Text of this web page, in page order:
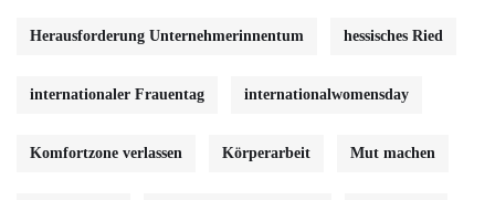
Herausforderung Unternehmerinnentum hessisches Ried
internationaler Frauentag internationalwomensday
Komfortzone verlassen Körperarbeit Mut machen